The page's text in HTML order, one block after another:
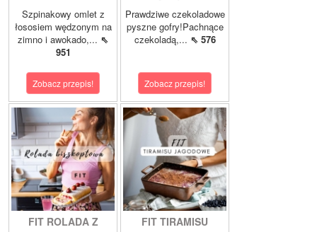
Szpinakowy omlet z
łososiem wędzonym na
zimno i awokado,... ⇖
951
Zobacz przepis!
Prawdziwe czekoladowe
pyszne gofry!Pachnące
czekoladą,... ⇖ 576
Zobacz przepis!
FIT ROLADA Z
FIT TIRAMISU